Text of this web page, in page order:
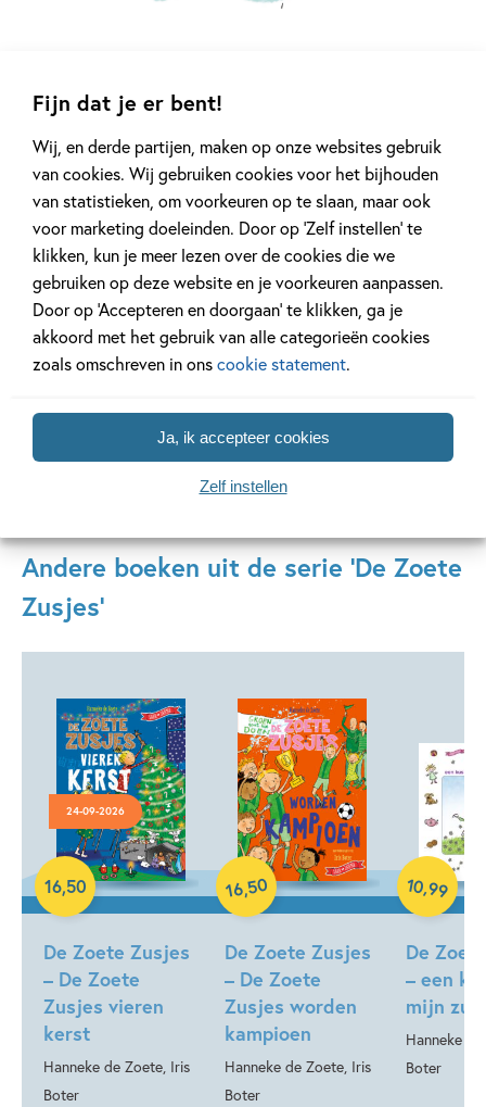
Fijn dat je er bent!
Wij, en derde partijen, maken op onze websites gebruik
van cookies. Wij gebruiken cookies voor het bijhouden
van statistieken, om voorkeuren op te slaan, maar ook
voor marketing doeleinden. Door op ‘Zelf instellen’ te
klikken, kun je meer lezen over de cookies die we
gebruiken op deze website en je voorkeuren aanpassen.
Door op ‘Accepteren en doorgaan’ te klikken, ga je
akkoord met het gebruik van alle categorieën cookies
zoals omschreven in onscookie statement.
Ja, ik accepteer cookies
Zelf instellen
De Zoete Zusjes
De Zoete Zusjesis een populaire serie voor jonge lezers,
geschreven door Hanneke Zoete en geïllustreerd door Iris
Boter. In deze boeken volgen we de twee zusjes, Saar en
Janna, die samen allerlei avonturen beleven. Elke boek uit
de serie bevat vrolijke, herkenbare verhalen vol humor en
vriendschap. De boeken uitDe Zoete Zusjeszijn ideaal om
voor te lezen of zelf te lezen.
Lees verder
Andere boeken uit de serie 'De Zoete
Zusjes'
24-09-2026
De Zoete Zusjes
– De Zoete
Zusjes vieren
kerst
Hanneke de Zoete, Iris
Boter
16,50
Hardcover
De Zoete Zusjes
– De Zoete
Zusjes worden
kampioen
Hanneke de Zoete, Iris
Boter
16,50
Hardcover
De
– een
mijn zus
Hanneke
Boter
10,99
Hardcover